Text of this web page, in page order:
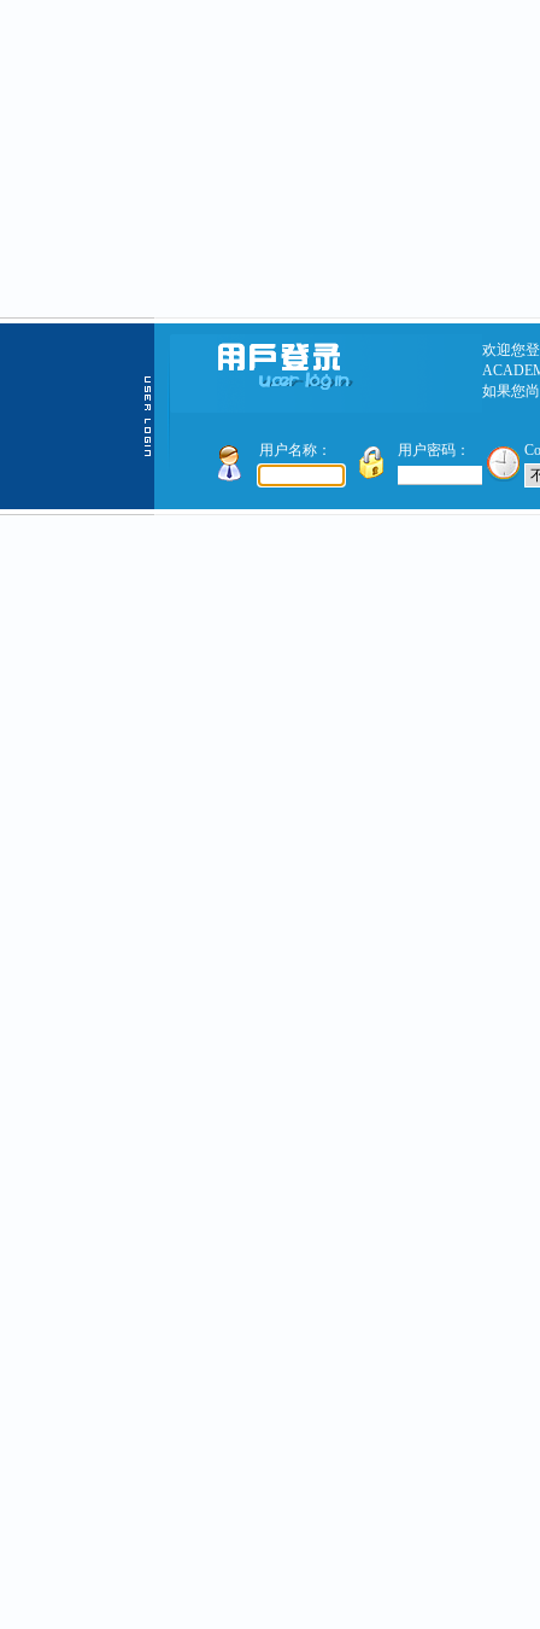
欢迎您
如果您
用户名称： 用户密码：